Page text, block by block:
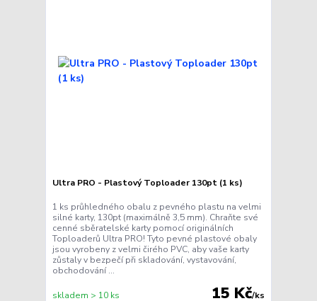
Ultra PRO - Plastový Toploader 130pt (1 ks)
1 ks průhledného obalu z pevného plastu na velmi
silné karty, 130pt (maximálně 3,5 mm). Chraňte své
cenné sběratelské karty pomocí originálních
Toploaderů Ultra PRO! Tyto pevné plastové obaly
jsou vyrobeny z velmi čirého PVC, aby vaše karty
zůstaly v bezpečí při skladování, vystavování,
obchodování ...
15 Kč/ks
skladem > 10 ks